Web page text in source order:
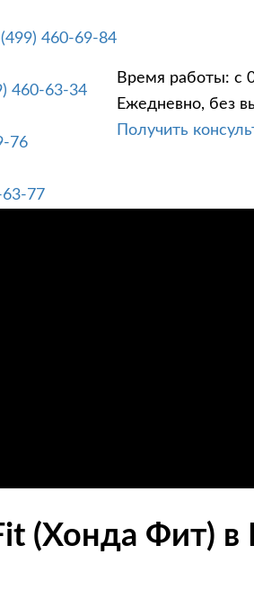
460-69-84
460-63-34
76
63-77
Время работы: с
Ежедневно, без
Получить
(Хонда Фит) в